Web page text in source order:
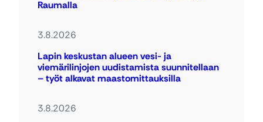
Raumalla
3.8.2026
Lapin keskustan alueen vesi- ja
viemärilinjojen uudistamista suunnitellaan
– työt alkavat maastomittauksilla
3.8.2026